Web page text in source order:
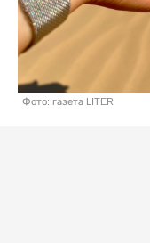
Фото: газета LITER